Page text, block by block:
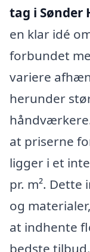
tag i Sønder
en klar idé
forbundet
variere
herunder
at priserne
ligger i et
pr. m².
og
at indhente
bedste tilbud.